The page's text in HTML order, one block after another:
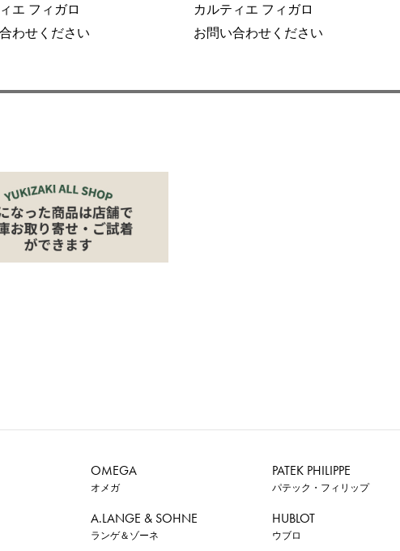
エ フィガロ
わせください
カルティエ フィガロ
お問い合わせください
OMEGA
オメガ
PATEK PHILIPPE
パテック・フィリップ
A.LANGE & SOHNE
ランゲ＆ゾーネ
HUBLOT
ウブロ